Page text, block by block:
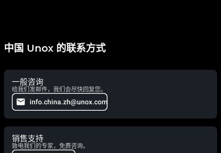
中国 Unox 的联系方式
一般咨询
给我们发邮件，我们会尽快回复您。
info.china.zh@unox.com
销售支持
致电我们的专家，免费咨询。